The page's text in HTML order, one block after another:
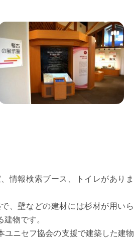
情報検索ブース、トイレがありま
、壁などの建材には杉材が用いら
物です。
ユニセフ協会の支援で建築した建物